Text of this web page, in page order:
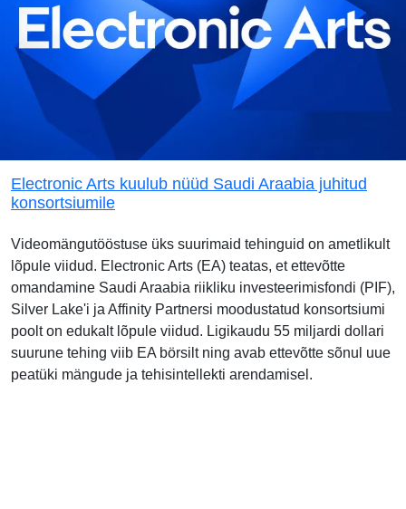
Electronic Arts kuulub nüüd Saudi Araabia juhitud
konsortsiumile
Videomängutööstuse üks suurimaid tehinguid on ametlikult
lõpule viidud. Electronic Arts (EA) teatas, et ettevõtte
omandamine Saudi Araabia riikliku investeerimisfondi (PIF),
Silver Lake'i ja Affinity Partnersi moodustatud konsortsiumi
poolt on edukalt lõpule viidud. Ligikaudu 55 miljardi dollari
suurune tehing viib EA börsilt ning avab ettevõtte sõnul uue
peatüki mängude ja tehisintellekti arendamisel.